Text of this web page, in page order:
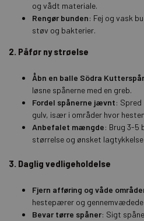
og vådt materiale.
Rengør bunden: Fej og vask
støv og bakterier.
2. Påfør ny strøelse
Åbn en balle Södra
løsne spånerne med en greb.
Fordel spånerne jævnt: Spred
gulv, især i områder hvor
Anbefalet mængde: Brug 3-5
størrelse og ønsket lagtykkelse.
3. Daglig vedligeholdelse
Fjern afføring og våde
hestepærer og
Bevar tørre spåner: Sigt